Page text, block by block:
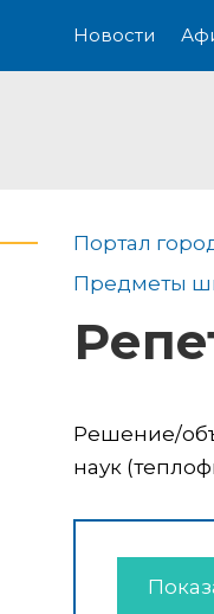
Новости
Портал
Предметы
Решение/
наук